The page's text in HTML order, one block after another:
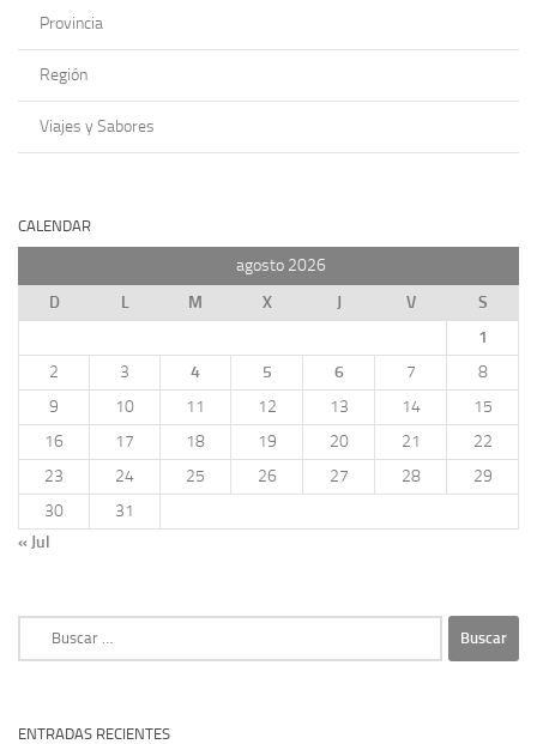
Provincia
Región
Viajes y Sabores
CALENDAR
agosto 2026
D
L M X J V
S
1
2
3 4 5 6 7
8
9
10 11 12 13 14
15
16
17 18 19 20 21
22
23
24 25 26 27 28
29
30
31
« Jul
ENTRADAS RECIENTES